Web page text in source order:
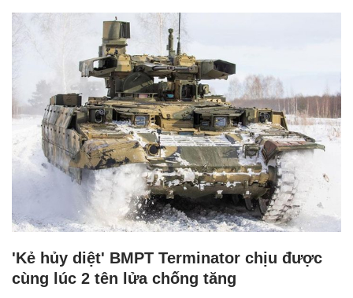
'Kẻ hủy diệt' BMPT Terminator chịu được
cùng lúc 2 tên lửa chống tăng